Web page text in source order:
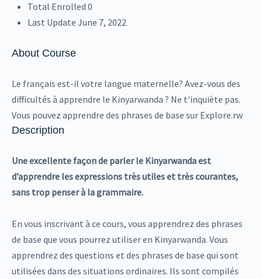
Total Enrolled 0
Last Update June 7, 2022
About Course
Le français est-il votre langue maternelle? Avez-vous des
difficultés à apprendre le Kinyarwanda ? Ne t'inquiète pas.
Vous pouvez apprendre des phrases de base sur Explore.rw
Description
Une excellente façon de parler le Kinyarwanda est
d’apprendre les expressions très utiles et très courantes,
sans trop penser à la grammaire.
En vous inscrivant à ce cours, vous apprendrez des phrases
de base que vous pourrez utiliser en Kinyarwanda. Vous
apprendrez des questions et des phrases de base qui sont
utilisées dans des situations ordinaires. Ils sont compilés